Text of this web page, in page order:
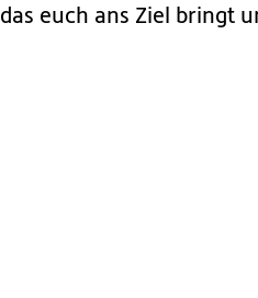
das euch ans Ziel bringt